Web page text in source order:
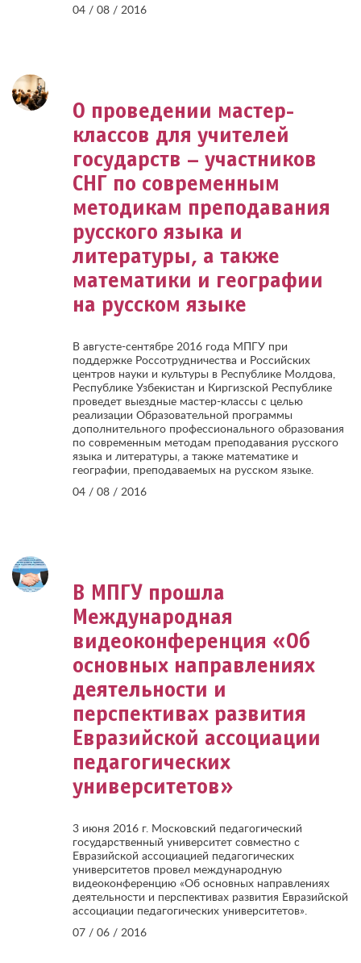
04 / 08 / 2016
О проведении мастер-
классов для учителей
государств – участников
СНГ по современным
методикам преподавания
русского языка и
литературы, а также
математики и географии
на русском языке
В августе-сентябре 2016 года МПГУ при
поддержке Россотрудничества и Российских
центров науки и культуры в Республике Молдова,
Республике Узбекистан и Киргизской Республике
проведет выездные мастер-классы с целью
реализации Образовательной программы
дополнительного профессионального образования
по современным методам преподавания русского
языка и литературы, а также математике и
географии, преподаваемых на русском языке.
04 / 08 / 2016
В МПГУ прошла
Международная
видеоконференция «Об
основных направлениях
деятельности и
перспективах развития
Евразийской ассоциации
педагогических
университетов»
3 июня 2016 г. Московский педагогический
государственный университет совместно с
Евразийской ассоциацией педагогических
университетов провел международную
видеоконференцию «Об основных направлениях
деятельности и перспективах развития Евразийской
ассоциации педагогических университетов».
07 / 06 / 2016